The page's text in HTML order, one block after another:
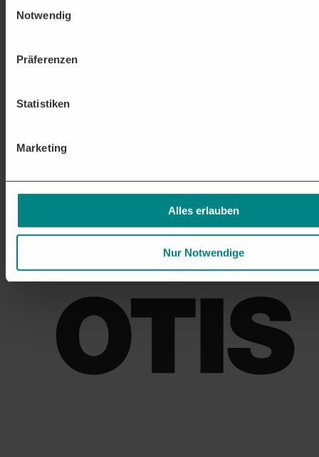
Notwendig
Präferenzen
Statistiken
Marketing
Alles erlauben
Nur Notwendige